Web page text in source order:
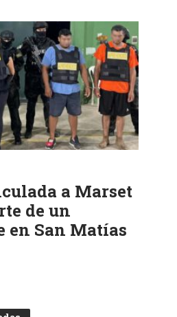
a Marset
de un
en San Matías